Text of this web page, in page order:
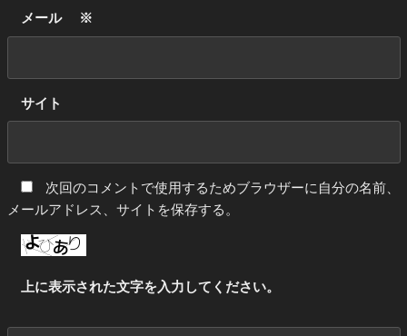
メール ※
サイト
次回のコメントで使用するためブラウザーに自分の名前、
メールアドレス、サイトを保存する。
上に表示された文字を入力してください。